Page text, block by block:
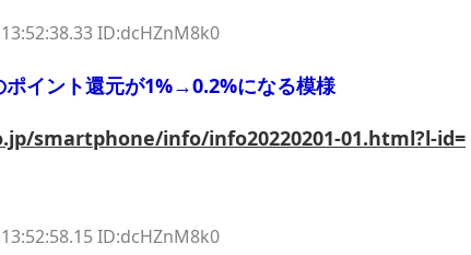
ID:dcHZnM8k0
イント還元が1%→0.2%になる模様
smartphone/info/info20220201-01.html?l-id=
ID:dcHZnM8k0